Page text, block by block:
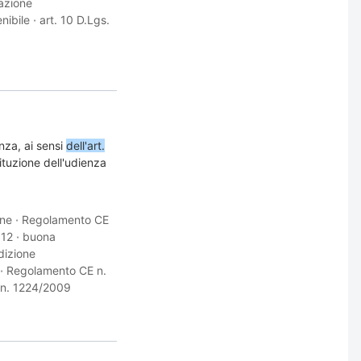
· art. 10 D.Lgs.
ai sensidell'art.
dell'udienza
· Regolamento CE
· buona
· Regolamento CE n.
1224/2009